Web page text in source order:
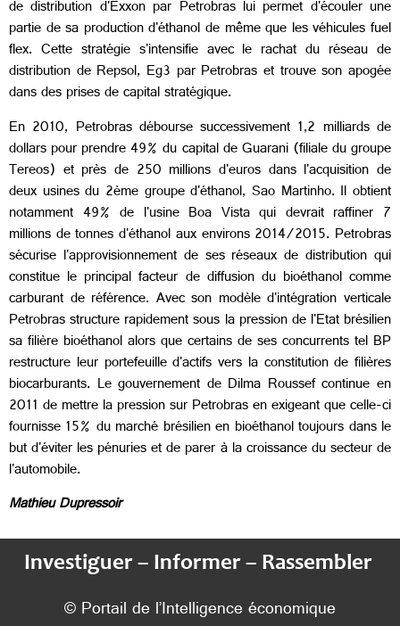
de distribution d'Exxon par Petrobras lui permet d'écouler une
partie de sa production d'éthanol de même que les véhicules fuel
flex. Cette stratégie s'intensifie avec le rachat du réseau de
distribution de Repsol, Eg3 par Petrobras et trouve son apogée
dans des prises de capital stratégique.
En 2010, Petrobras débourse successivement 1,2 milliards de
dollars pour prendre 49% du capital de Guarani (filiale du groupe
Tereos) et près de 250 millions d'euros dans l'acquisition de
deux usines du 2ème groupe d'éthanol, Sao Martinho. Il obtient
notamment 49% de l'usine Boa Vista qui devrait raffiner 7
millions de tonnes d'éthanol aux environs 2014/2015. Petrobras
sécurise l'approvisionnement de ses réseaux de distribution qui
constitue le principal facteur de diffusion du bioéthanol comme
carburant de référence. Avec son modèle d'intégration verticale
Petrobras structure rapidement sous la pression de l'Etat brésilien
sa filière bioéthanol alors que certains de ses concurrents tel BP
restructure leur portefeuille d'actifs vers la constitution de filières
biocarburants. Le gouvernement de Dilma Roussef continue en
2011 de mettre la pression sur Petrobras en exigeant que celle-ci
fournisse 15% du marché brésilien en bioéthanol toujours dans le
but d'éviter les pénuries et de parer à la croissance du secteur de
l'automobile.
Mathieu Dupressoir
Investiguer – Informer – Rassembler
© Portail de l’Intelligence économique